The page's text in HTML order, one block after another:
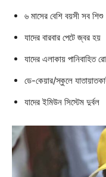
৬ মাসের বেশি বয়সী সব শিশু
যাদের বারবার পেটে জ্বর হয়
যাদের এলাকায় পানিবাহিত
ডে-কেয়ার/স্কুলে
যাদের ইমিউন সিস্টেম দুর্বল